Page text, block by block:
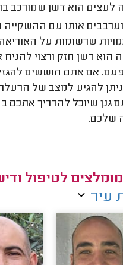
לעצים הוא דשן שמורכב
אותו עם ההשקייה
שרשומות על
הוא דשן חזק ורצוי
אם אתם חוששים
ניתן להגיע למצב של
גנן שיוכל להדריך אתכם
שלכם.
מומלצים לטיפול
עיר